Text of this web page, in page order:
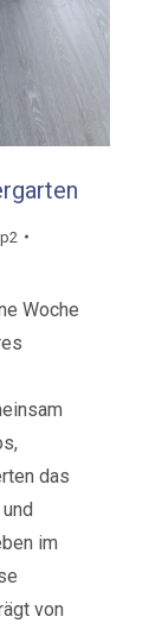
Woche
das
im
von